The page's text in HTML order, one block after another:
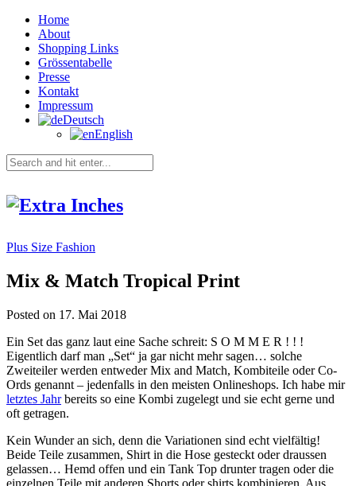
Home
About
Shopping Links
Grössentabelle
Presse
Kontakt
Impressum
Deutsch
English
Plus Size Fashion
Mix & Match Tropical Print
Posted on 17. Mai 2018
Ein Set das ganz laut eine Sache schreit: S O M M E R ! ! !
Eigentlich darf man „Set“ ja gar nicht mehr sagen… solche
Zweiteiler werden entweder Mix and Match, Kombiteile oder Co-
Ords genannt – jedenfalls in den meisten Onlineshops. Ich habe mir
letztes Jahrbereits so eine Kombi zugelegt und sie echt gerne und
oft getragen.
Kein Wunder an sich, denn die Variationen sind echt vielfältig!
Beide Teile zusammen, Shirt in die Hose gesteckt oder draussen
gelassen… Hemd offen und ein Tank Top drunter tragen oder die
einzelnen Teile mit anderen Shorts oder shirts kombinieren. Aus